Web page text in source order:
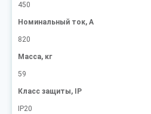
450
Номинальный ток, А
820
Масса, кг
59
Класс защиты, IP
IP20